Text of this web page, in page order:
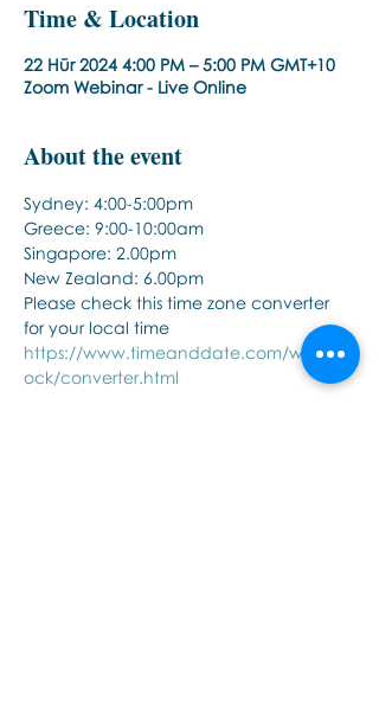
Time & Location
22 Hūr 2024 4:00 PM – 5:00 PM GMT+10
Zoom Webinar - Live Online
About the event
Sydney: 4:00-5:00pm
Greece: 9:00-10:00am
Singapore: 2.00pm
New Zealand: 6.00pm
Please check this time zone converter
for your local time
https://www.timeanddate.com/worldcl
ock/converter.html